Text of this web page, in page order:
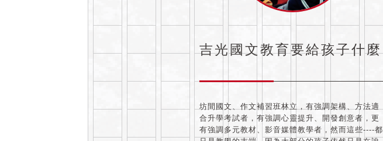
吉光國文教育要給孩子什麼
坊間國文、作文補習班林立，有強調架構、方法適
合升學考試者，有強調心靈提升、開發創意者，更
有強調多元教材、影音媒體教學者，然而這些----都